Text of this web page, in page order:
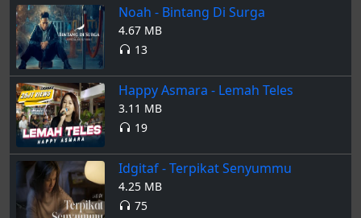
Noah - Bintang Di Surga
4.67 MB
13
Happy Asmara - Lemah Teles
3.11 MB
19
Idgitaf - Terpikat Senyummu
4.25 MB
75